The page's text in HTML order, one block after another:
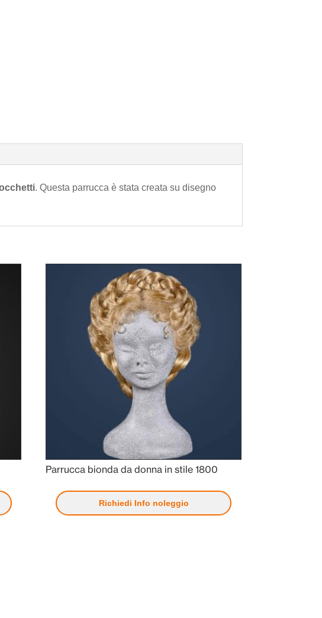
. Questa parrucca è stata creata su disegno
Parrucca bionda da donna in stile 1800
Richiedi Info noleggio